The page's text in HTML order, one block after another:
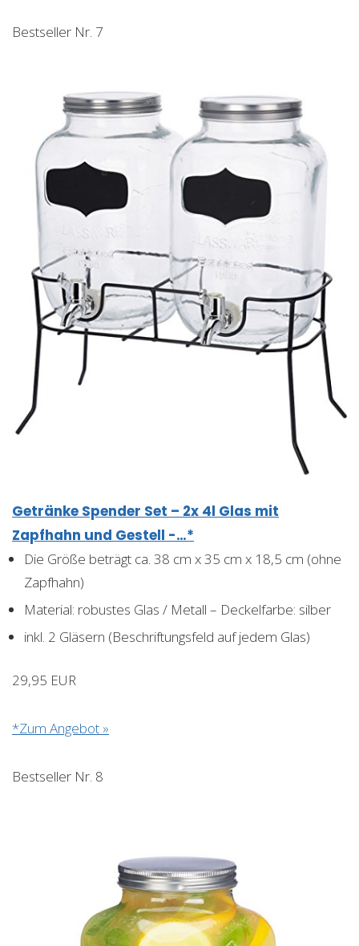
Bestseller Nr. 7
Getränke Spender Set – 2x 4l Glas mit
Zapfhahn und Gestell -…*
Die Größe beträgt ca. 38 cm x 35 cm x 18,5 cm (ohne
Zapfhahn)
Material: robustes Glas / Metall – Deckelfarbe: silber
inkl. 2 Gläsern (Beschriftungsfeld auf jedem Glas)
29,95 EUR
*Zum Angebot »
Bestseller Nr. 8